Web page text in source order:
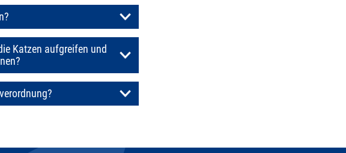
Katzen aufgreifen und